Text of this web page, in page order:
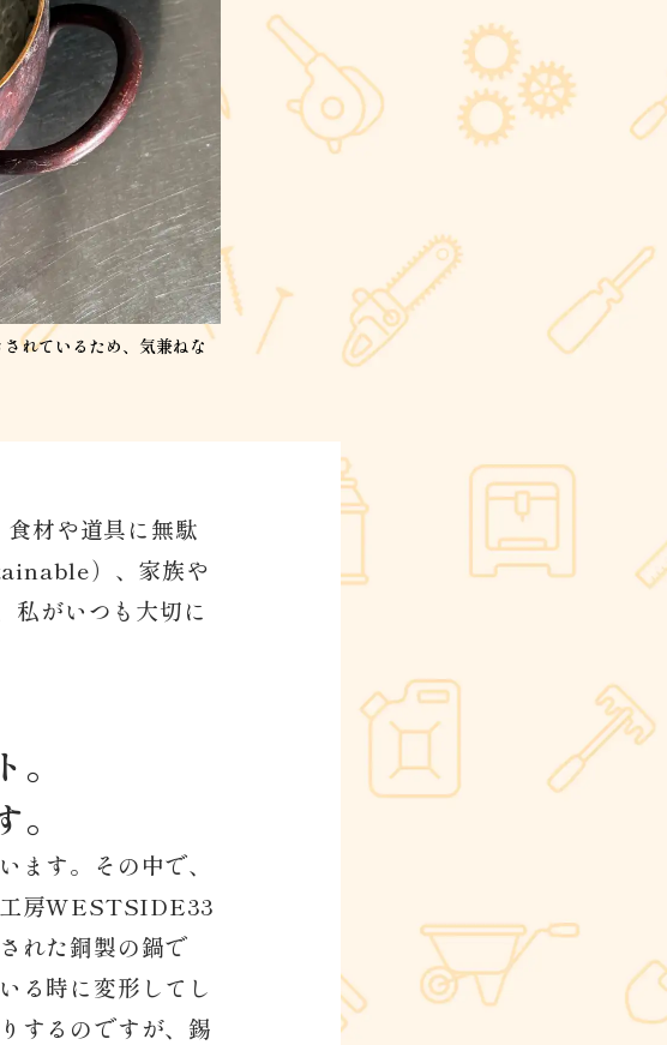
れているため、気兼ねな
材や道具に無駄
）、家族や
私がいつも大切に
ます。その中で、
工房WESTSIDE33
れた銅製の鍋で
る時に変形してし
するのですが、錫